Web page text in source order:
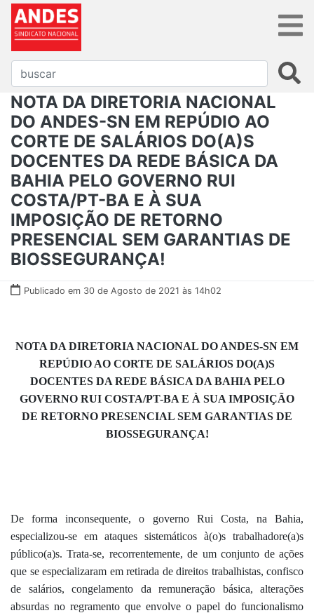
NOTA DA DIRETORIA NACIONAL
DO ANDES-SN EM REPÚDIO AO
CORTE DE SALÁRIOS DO(A)S
DOCENTES DA REDE BÁSICA DA
BAHIA PELO GOVERNO RUI
COSTA/PT-BA E À SUA
IMPOSIÇÃO DE RETORNO
PRESENCIAL SEM GARANTIAS DE
BIOSSEGURANÇA!
Publicado em 30 de Agosto de 2021 às 14h02
NOTA DA DIRETORIA NACIONAL DO ANDES-SN EM
REPÚDIO AO CORTE DE SALÁRIOS DO(A)S
DOCENTES DA REDE BÁSICA DA BAHIA PELO
GOVERNO RUI COSTA/PT-BA E À SUA IMPOSIÇÃO
DE RETORNO PRESENCIAL SEM GARANTIAS DE
BIOSSEGURANÇA!
Deforma inconsequente, o governo Rui Costa, na Bahia,
especializou-se em ataques sistemáticos à(o)s trabalhadore(a)s
público(a)s. Trata-se, recorrentemente, de um conjunto de ações
que se especializaram em retirada de direitos trabalhistas, confisco
de salários, congelamento da remuneração básica, alterações
absurdas no regramento que envolve o papel do funcionalismo